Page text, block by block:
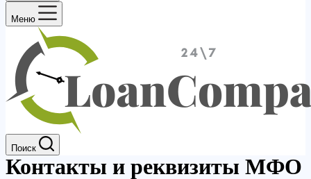
Меню
Поиск
Контакты и реквизиты МФО